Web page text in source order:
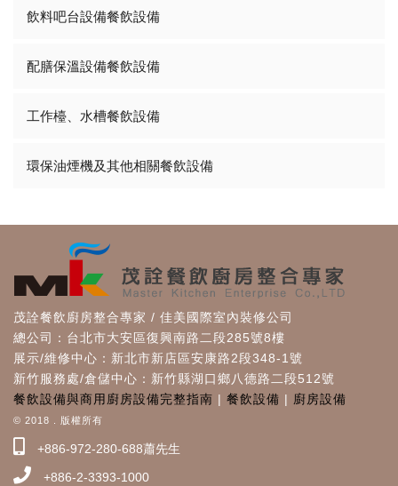
飲料吧台設備餐飲設備
配膳保溫設備餐飲設備
工作檯、水槽餐飲設備
環保油煙機及其他相關餐飲設備
茂詮餐飲廚房整合專家 / 佳美國際室內裝修公司
總公司：台北市大安區復興南路二段285號8樓
展示/維修中心：新北市新店區安康路2段348-1號
新竹服務處/倉儲中心：新竹縣湖口鄉八德路二段512號
餐飲設備與商用廚房設備完整指南 | 餐飲設備 | 廚房設備
© 2018 . 版權所有
+886-972-280-688蕭先生
+886-2-3393-1000